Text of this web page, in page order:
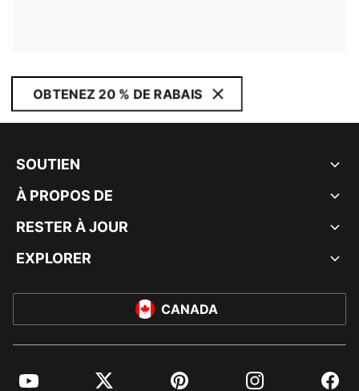
OBTENEZ 20 % DE RABAIS
SOUTIEN
À PROPOS DE
RESTER À JOUR
EXPLORER
CANADA
YouTube Twitter Pinterest Instagram